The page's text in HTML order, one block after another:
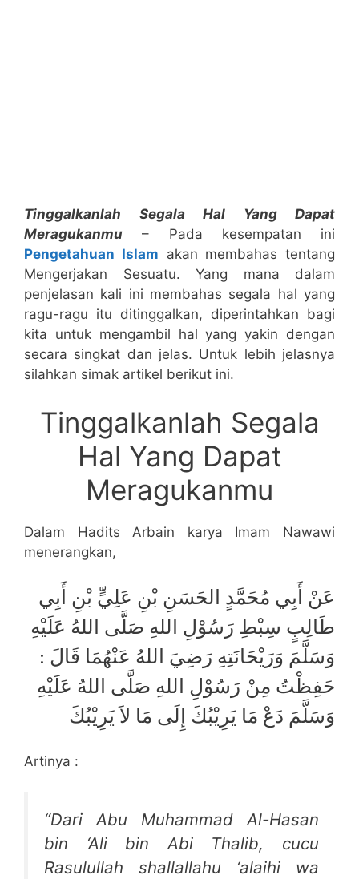
Tinggalkanlah Segala Hal Yang Dapat
Meragukanmu – Pada kesempatan ini
Pengetahuan Islam akan membahas tentang
Mengerjakan Sesuatu. Yang mana dalam
penjelasan kali ini membahas segala hal yang
ragu-ragu itu ditinggalkan, diperintahkan bagi
kita untuk mengambil hal yang yakin dengan
secara singkat dan jelas. Untuk lebih jelasnya
silahkan simak artikel berikut ini.
Tinggalkanlah Segala
Hal Yang Dapat
Meragukanmu
Dalam Hadits Arbain karya Imam Nawawi
menerangkan,
عَنْ أَبِي مُحَمَّدٍ الحَسَنِ بْنِ عَلِيٍّ بْنِ أَبِي
طَالِبٍ سِبْطِ رَسُوْلِ اللهِ صَلَّى اللهُ عَلَيْهِ
وَسَلَّمَ وَرَيْحَانَتِهِ رَضِيَ اللهُ عَنْهُمَا قَالَ :
حَفِظْتُ مِنْ رَسُوْلِ اللهِ صَلَّى اللهُ عَلَيْهِ
وَسَلَّمَ دَعْ مَا يَرِيْبُكَ إِلَى مَا لاَ يَرِيْبُكَ
Artinya :
“Dari Abu Muhammad Al-Hasan
bin ‘Ali bin Abi Thalib, cucu
Rasulullah shallallahu ‘alaihi wa